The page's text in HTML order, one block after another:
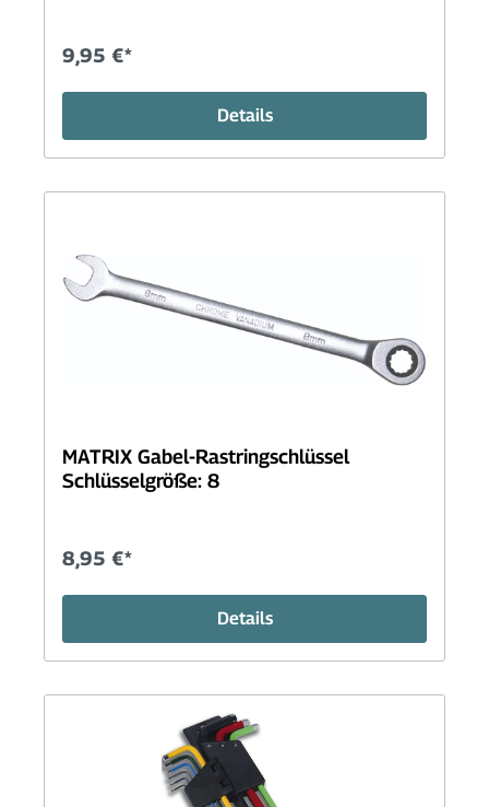
9,95 €*
Details
MATRIX Gabel-Rastringschlüssel
Schlüsselgröße: 8
8,95 €*
Details